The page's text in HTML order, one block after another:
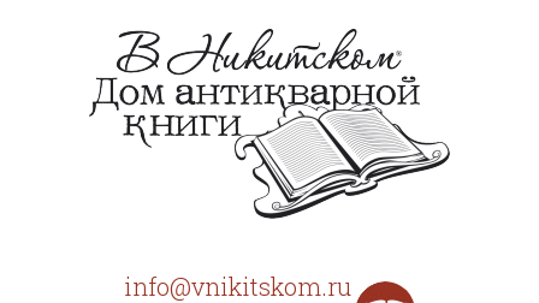
info@vnikitskom.ru